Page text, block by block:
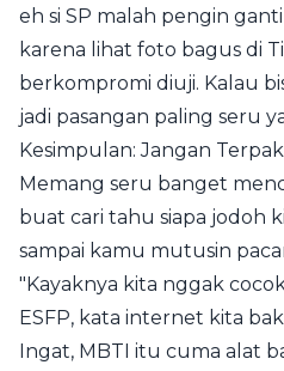
eh si SP malah pengin
karena lihat foto bagus di
berkompromi diuji. Kalau
jadi pasangan paling seru
Kesimpulan: Jangan
Memang seru banget
buat cari tahu siapa jodoh
sampai kamu mutusin
"Kayaknya kita nggak
ESFP, kata internet kita
Ingat, MBTI itu cuma alat